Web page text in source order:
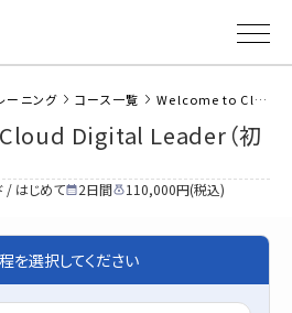
ニング コース一覧 Welcome to Cloud Digital Leader（初級）
Digital Leader（初
/ はじめて 2日間
110,000円(税込)
を選択してください